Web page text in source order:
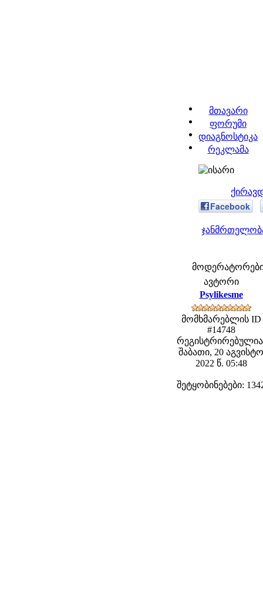
მთავარი
ფორუმი
დიაგნოსტიკა
რეკლამა
Facebook
მოდერატორები:
ავტორი
Psylikesme
მომხმარებლის ID
#14748
შაბათი, 20 აგვისტო
2022 წ. 05:48
შეტყობინებები: